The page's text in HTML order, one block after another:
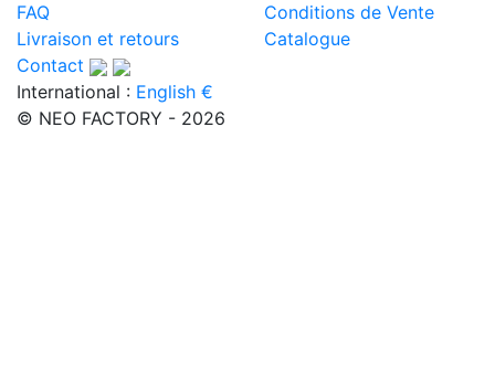
FAQ
Conditions de Vente
Livraison et retours
Catalogue
Contact
International : English €
© NEO FACTORY - 2026